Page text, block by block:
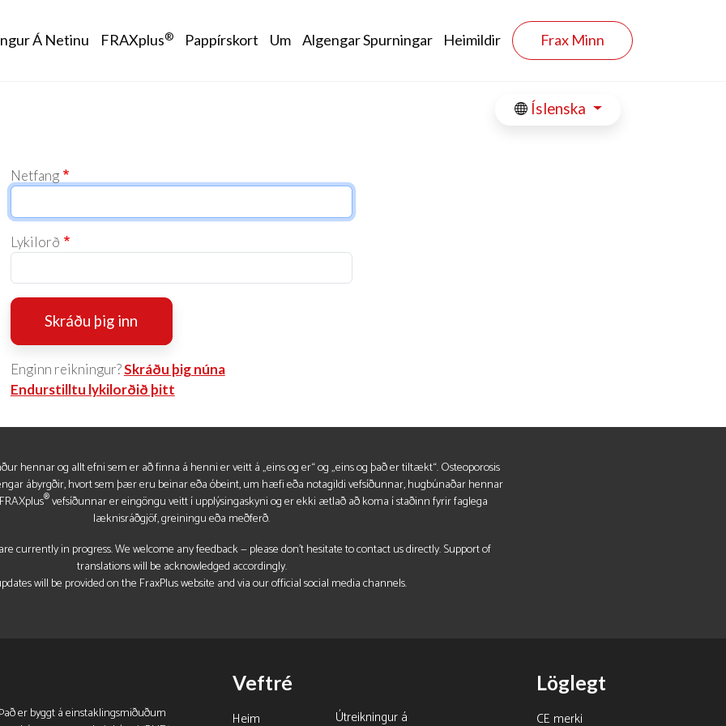
Á Netinu FRAXplus® Pappírskort Um Algengar Spurningar Heimildir Frax Minn
Íslenska
Netfang
Lykilorð
Skráðu þig inn
Enginn reikningur?Skráðu þig núna
Endurstilltu lykilorðið þitt
hennar og allt efni sem er að finna á henni er veitt á „eins og er“ og „eins og það er tiltækt“. Osteoporosis
ábyrgðir, hvort sem þær eru beinar eða óbeint, um hæfi eða notagildi vefsíðunnar, hugbúnaðar hennar
®vefsíðunnar er eingöngu veitt í upplýsingaskyni og er ekki ætlað að koma í staðinn fyrir faglega
læknisráðgjöf, greiningu eða meðferð.
currently in progress. We welcome any feedback — please don’t hesitate to contact us directly. Support of
translations will be acknowledged accordingly.
will be provided on the FraxPlus website and via our official social media channels.
er byggt á einstaklingsmiðuðum
Veftré
Heim Útreikningur á
Löglegt
CE merki